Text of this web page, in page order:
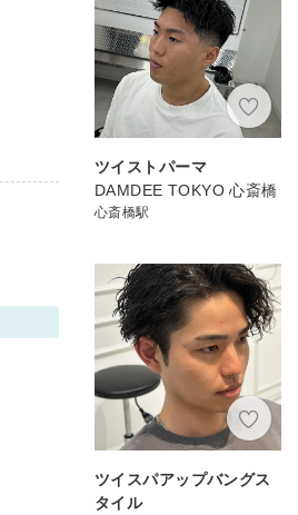
ツイストパーマ
DAMDEE TOKYO 心斎橋
心斎橋駅
ツイスパアップバングス
タイル